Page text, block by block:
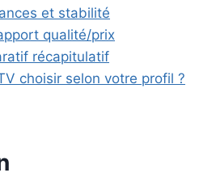
et stabilité
qualité/prix
récapitulatif
choisir selon votre profil ?